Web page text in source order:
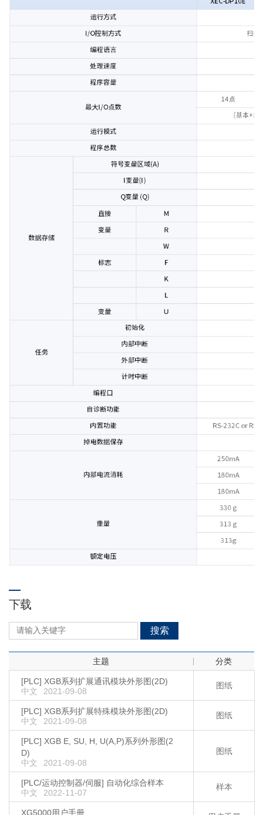
下载
搜索
主题 分类
[PLC] XGB系列扩展通讯模块外形图(2D)
中文
2021-09-08
图纸
[PLC] XGB系列扩展特殊模块外形图(2D)
中文
2021-09-08
图纸
[PLC] XGB E, SU, H, U(A,P)系列外形图(2
D)
中文
2021-09-08
图纸
[PLC/运动控制器/伺服] 自动化综合样本
中文
2022-11-07
样本
XG5000用户手册